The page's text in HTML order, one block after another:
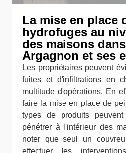
La mise en place
hydrofuges au
des maisons
Argagnon et ses
Les propriétaires peuvent
fuites et d'infiltrations en
multitude d'opérations. En
faire la mise en place de
types de produits
pénétrer à l'intérieur des
noter que seul un
effectuer les